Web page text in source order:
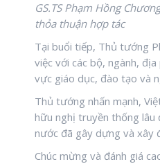
GS.TS Phạm Hồng
thỏa thuận hợp tác
Tại buổi tiếp, Thủ tướng
việc với các bộ, ngành,
vực giáo dục, đào tạo và
Thủ tướng nhấn mạnh,
hữu nghị truyền thống lâu
nước đã gây dựng và xây
Chúc mừng và đánh giá